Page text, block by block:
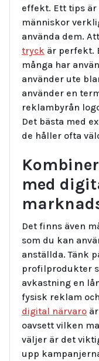
effekt. Ett tips
människor
använda dem.
tryck är perfekt.
många har
använder ute
använder en
reklambyrån
Det bästa med
de håller ofta
med
Det finns även
som du kan
anställda. Tänk
profilprodukter
avkastning en
fysisk reklam
digital närvaro
oavsett vilken
väljer är det
upp